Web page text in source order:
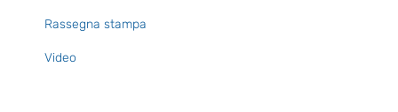
Rassegna stampa
Video